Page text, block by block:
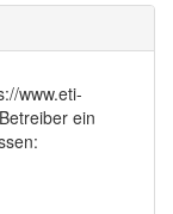
www.eti-
ein